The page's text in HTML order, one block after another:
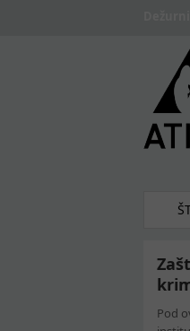
Pod